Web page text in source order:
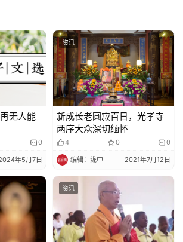
无人能
0
年5月7日
资讯
新成长老圆寂百日，光孝寺
两序大众深切缅怀
4 0 0
编辑：泷中 2021年7月12日
资讯